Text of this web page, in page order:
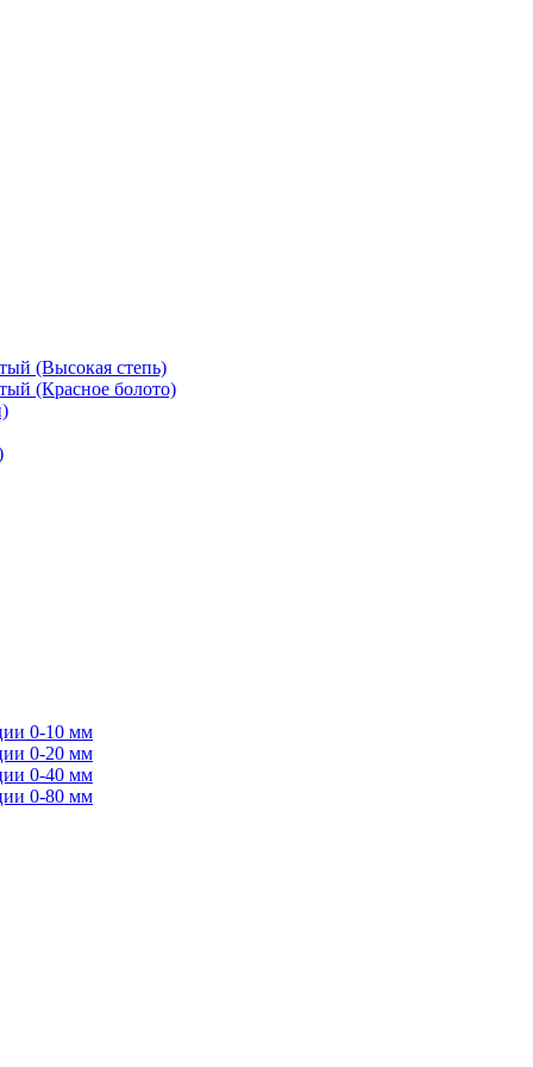
(Высокая степь)
(Красное болото)
0-10 мм
0-20 мм
0-40 мм
0-80 мм